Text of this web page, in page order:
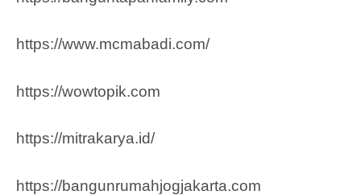
https://www.mcmabadi.com/
https://wowtopik.com
https://mitrakarya.id/
https://bangunrumahjogjakarta.com